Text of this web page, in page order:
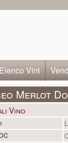
Vini
Merlot
Vino